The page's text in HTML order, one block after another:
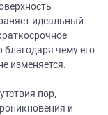
идеальный
благодаря чему его
изменяется.
пор,
и